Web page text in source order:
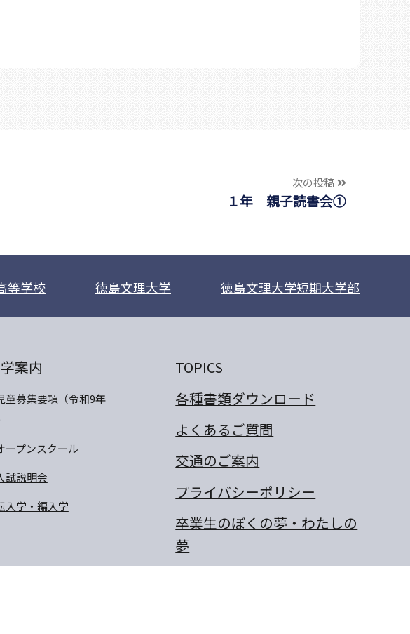
次の投稿
１年 親子読書会①
等学校 徳島文理大学 徳島文理大学短期大学部
案内
童募集要項（令和9年
ープンスクール
試説明会
入学・編入学
TOPICS
各種書類ダウンロード
よくあるご質問
交通のご案内
プライバシーポリシー
卒業生のぼくの夢・わたしの
夢